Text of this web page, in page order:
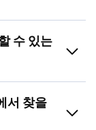
수 있는
서 찾을